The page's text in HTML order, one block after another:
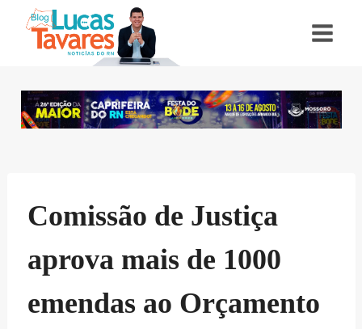
Comissão de Justiça
aprova mais de 1000
emendas ao Orçamento